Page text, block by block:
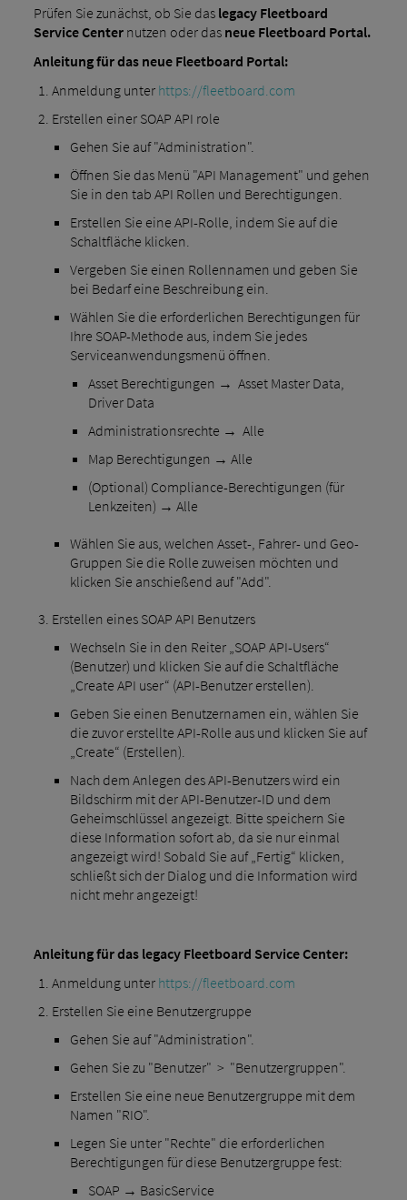
Prüfen Sie zunächst, ob Sie das legacy Fleetboard
Service Centernutzen oder das neue Fleetboard Portal.
Anleitung für das neue Fleetboard Portal:
Anmeldung unter https://fleetboard.com
Erstellen einer SOAP API role
Gehen Sie auf "Administration".
Öffnen Sie das Menü "API Management" und gehen
Sie in den tab API Rollen und Berechtigungen.
Erstellen Sie eine API-Rolle, indem Sie auf die
Schaltfläche klicken.
Vergeben Sie einen Rollennamen und geben Sie
bei Bedarf eine Beschreibung ein.
Wählen Sie die erforderlichen Berechtigungen für
Ihre SOAP-Methode aus, indem Sie jedes
Serviceanwendungsmenü öffnen.
Asset Berechtigungen → Asset Master Data,
Driver Data
Administrationsrechte → Alle
Map Berechtigungen → Alle
(Optional) Compliance-Berechtigungen (für
Lenkzeiten) → Alle
Wählen Sie aus, welchen Asset-, Fahrer- und Geo-
Gruppen Sie die Rolle zuweisen möchten und
klicken Sie anschießend auf "Add".
Erstellen eines SOAP API Benutzers
Wechseln Sie in den Reiter „SOAP API-Users“
(Benutzer) und klicken Sie auf die Schaltfläche
„Create API user“ (API-Benutzer erstellen).
Geben Sie einen Benutzernamen ein, wählen Sie
die zuvor erstellte API-Rolle aus und klicken Sie auf
„Create“ (Erstellen).
Nach dem Anlegen des API-Benutzers wird ein
Bildschirm mit der API-Benutzer-ID und dem
Geheimschlüssel angezeigt. Bitte speichern Sie
diese Information sofort ab, da sie nur einmal
angezeigt wird! Sobald Sie auf „Fertig“ klicken,
schließt sich der Dialog und die Information wird
nicht mehr angezeigt!
Anleitung für das legacy Fleetboard Service Center:
Anmeldung unter https://fleetboard.com
Erstellen Sie eine Benutzergruppe
Gehen Sie auf "Administration".
Gehen Sie zu "Benutzer" > "Benutzergruppen".
Erstellen Sie eine neue Benutzergruppe mit dem
Namen "RIO".
Legen Sie unter "Rechte" die erforderlichen
Berechtigungen für diese Benutzergruppe fest:
SOAP → BasicService